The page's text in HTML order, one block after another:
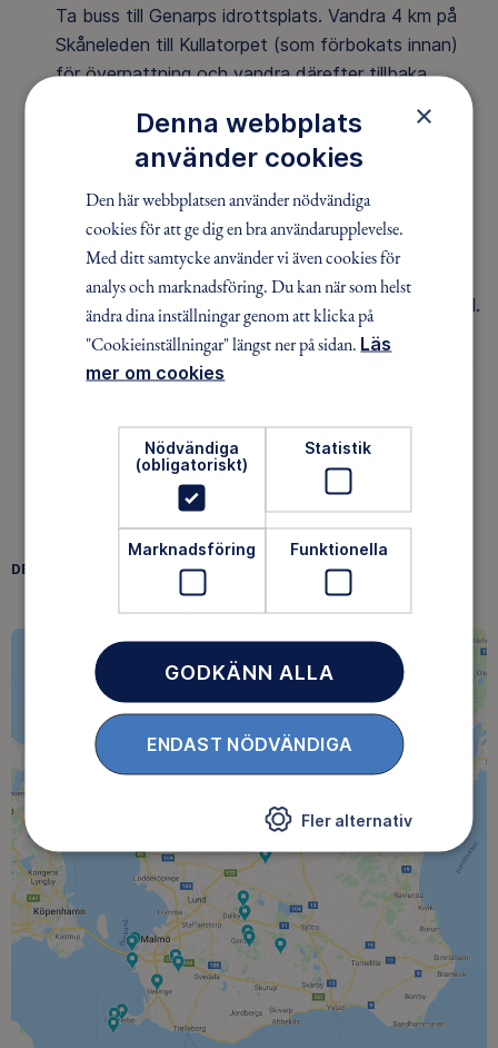
Ta buss till Genarps idrottsplats. Vandra 4 km på
Skåneleden till Kullatorpet (som förbokats innan)
för övernattning och vandra därefter tillbaka.
sedan buss hem.
Glumslöv – Rydebäck
Tåg till Glumslöv, vandring till Rydebäck. En vacker
och kul vandring på ca 9km.
Genarp – Sturup
- Skåneleden, fredag kväll till söndag. Buss till
Genarp vandra från idrottsplatsen. Hämtas med bil.
Linnérundan
-Ta tåg till Kristianstad och vandra Linnérundan på
ungefär halvägs på rundan. Avsluta sedan på
Naturum med Opteryx "upplevelsefilmer".
DELA
FACEBOOKTWITTERLINKEDIN
×
Denna webbplats
använder cookies
Den här webbplatsen använder nödvändiga
cookies för att ge dig en bra användarupplevelse.
Med ditt samtycke använder vi även cookies för
analys och marknadsföring. Du kan när som helst
ändra dina inställningar genom att klicka på
"Cookieinställningar" längst ner på sidan. Läs
mer om cookies
Nödvändiga
(obligatoriskt)
Statistik
Marknadsföring Funktionella
GODKÄNN ALLA
ENDAST NÖDVÄNDIGA
Fler alternativ